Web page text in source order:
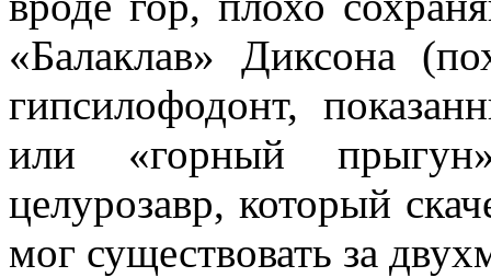
«Балаклав» Диксона
гипсилофодонт,
или «горный
целурозавр, который
мог существовать за